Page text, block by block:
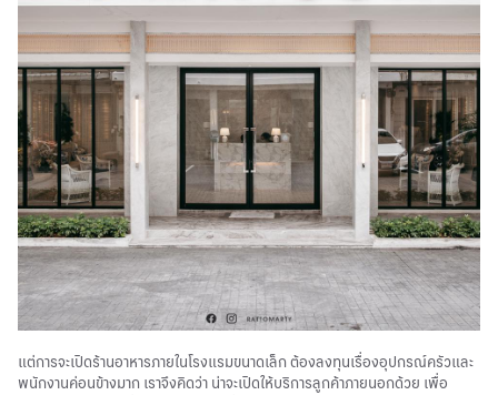
แต่การจะเปิดร้านอาหารภายในโรงแรมขนาดเล็ก ต้องลงทุนเรื่องอุปกรณ์ครัวและ
พนักงานค่อนข้างมาก เราจึงคิดว่า น่าจะเปิดให้บริการลูกค้าภายนอกด้วย เพื่อ